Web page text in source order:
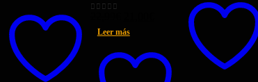
era:
21,99€.
es:
20,99€.
precio
era:
22,99€.
es:
21,00€.
Leer más